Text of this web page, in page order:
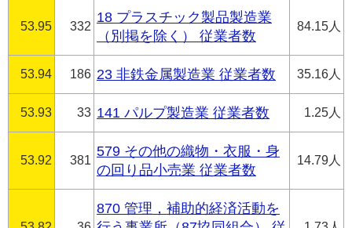
53.95 332
18 プラスチック製品製造業
（別掲を除く） 従業者数
84.15人
53.94 186 23 非鉄金属製造業 従業者数 35.16人
53.93 33 141 パルプ製造業 従業者数 1.25人
53.92 381
579 その他の織物・衣服・身
の回り品小売業 従業者数
14.79人
870 管理，補助的経済活動を